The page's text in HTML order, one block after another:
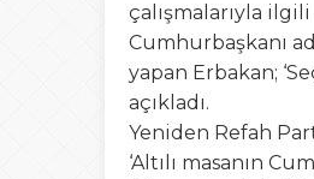
çalışmalarıyla ilgili
Cumhurbaşkanı
yapan Erbakan;
açıkladı.
Yeniden Refah
‘Altılı masanın